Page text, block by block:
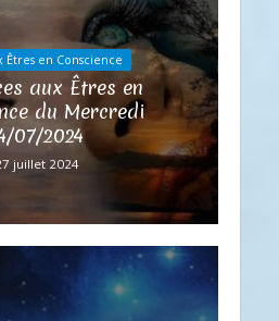
Êtres en Conscience
aux Êtres en
du Mercredi
07/2024
juillet 2024